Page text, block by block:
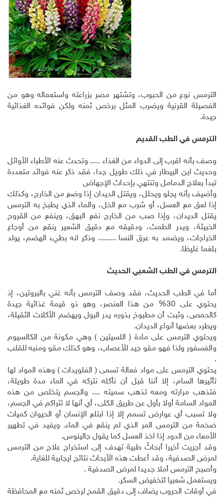
الترمس نوع من الحبوب، وتشتهر مصر بزراعته واستعماله وهو من
الفصيلة القرنية ويضرب المثل برخص ثمنه ولكن فوائده الغذائية
جيدة.
الترمس في الطب القديم
وصف بأنه اقرب إلى الدواء من الغذاء ..... وتحدث عنه الأطباء الأوائل
وحديث ابن البيطار في ذلك طويل جدا، فقد ذكر عنه فوائد متعددة
تبدأ بعلاج الدمامل وتنتهي بإحداث الإجهاض
وأضيف بأنه يجلو ويحلل، ويقتل الديدان إذا وضع من الخارج، وكذلك
إذا لعق مع العسل، أو شرب مع الخل، والماء الذي يطبخ به الترمس
يقتل الديدان، وإذا صب من الخارج نفع البهق، وينفع من القروح
الخبيثة، ويدر الطمث، ودقيقه مع دقيق الشعير ينقع من أوجاع
الخراجات، ويضمد به عرق النسا ......... وذكر انه بطيء الهضم، يولد
بلغما غليظا.
الترمس في الطب الشعبي الحديث
أما في الطب الحديث، فقد وصف الترمس بأنه غني بالبروتين، إذ
يحتوي على 30% من هذا العنصر، وهو ذو قيمة غذائية جيدة
كالحمص، وثبت أن مطبوخ بذوره يدر البول ويهضم الأكلات الثقيلة،
ويطرد بعضها أنواع الديدان.
ويحتوي الترمس على مادة ( اللسيتين ) وهي مكونة من الكالسيوم
والفسفور ولذا فهو مقو جيد للأعصاب، وهو كذلك مقو ومنبه للقلب
.
يحتوي الترمس على مواد فعالة تسمى ( الفلويدات ) وهذه المواد لها
تأثيرها السام، إلا أننا قبل أن نأكله نتركه في الماء مدة طويلة،
فتذهب مرارته ومعه تذهب سميته .... والجسم يتخلص من هذه
المواد السامة أولا بأول عن طريق الكلى، أي أنها لا تتراكم في الجسم،
ولا تسبب أي عوارض تسمم إلا إذا ابتلع الإنسان أو الحيوان كميات
ضخمة من الترمس المر الذي لم ينقع في الماء. ويفيد في تطهير
الأمعاء من الدود إذا اخذ العسل كما يقول جالينوس.
وقد أجريت أخيرا أبحاثٌ طبية تهدف إلى استخراج علاج من الترمس
لمرض الصدفية، وقد أعطت هذه الأبحاث نتائج ايجابية للغاية.
وأصبح الترمس أملا جديدا لمرض الصدفية .
ويستعمل شعبيا لتخفيض السكر.
في أوقات الحروب يضاف إلى دقيق القمح لرخص ثمنه مع المحافظة